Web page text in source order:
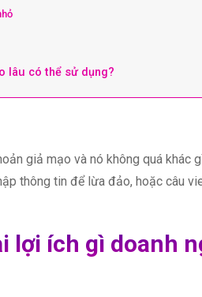
lâu có thể sử dụng?
giả mạo và nó không quá khác
thông tin để lừa đảo, hoặc câu
lợi ích gì doanh